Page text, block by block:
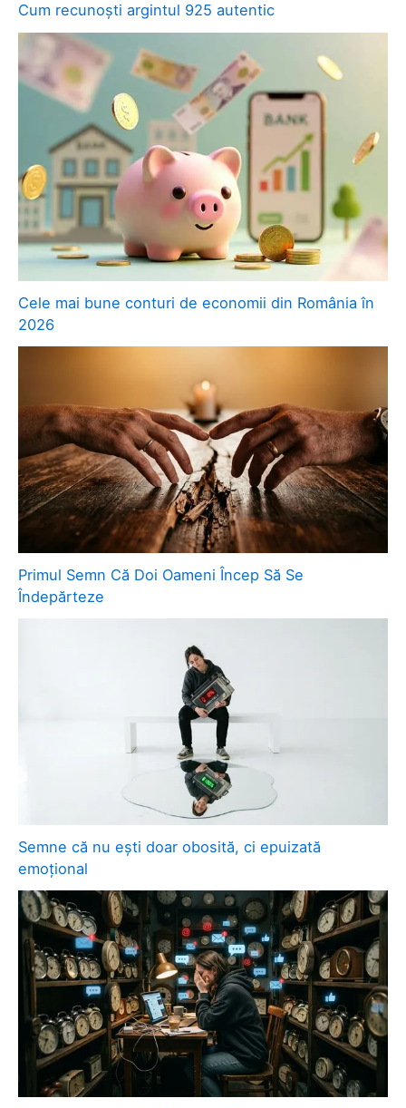
Cum recunoști argintul 925 autentic
Cele mai bune conturi de economii din România în
2026
Primul Semn Că Doi Oameni Încep Să Se
Îndepărteze
Semne că nu ești doar obosită, ci epuizată
emoțional